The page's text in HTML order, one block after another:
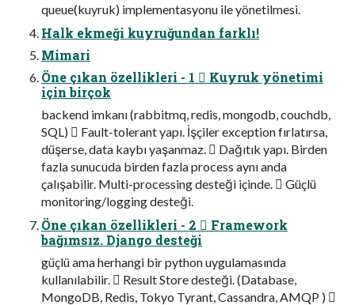
queue(kuyruk) implementasyonu ile yönetilmesi.
Halk ekmeği kuyruğundan farklı!
Mimari
Öne çıkan özellikleri - 1  Kuyruk yönetimi
için birçok
backend imkanı (rabbitmq, redis, mongodb, couchdb,
SQL)  Fault-tolerant yapı. İşçiler exception fırlatırsa,
düşerse, data kaybı yaşanmaz.  Dağıtık yapı. Birden
fazla sunucuda birden fazla process aynı anda
çalışabilir. Multi-processing desteği içinde.  Güçlü
monitoring/logging desteği.
Öne çıkan özellikleri - 2  Framework
bağımsız. Django desteği
güçlü ama herhangi bir python uygulamasında
kullanılabilir.  Result Store desteği. (Database,
MongoDB, Redis, Tokyo Tyrant, Cassandra, AMQP ) 